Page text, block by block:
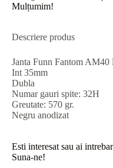
Mulțumim!
Descriere produs
Janta Funn Fantom
Int 35mm
Dubla
Numar gauri spite: 32H
Greutate: 570 gr.
Negru anodizat
Esti interesat sau ai
Suna-ne!